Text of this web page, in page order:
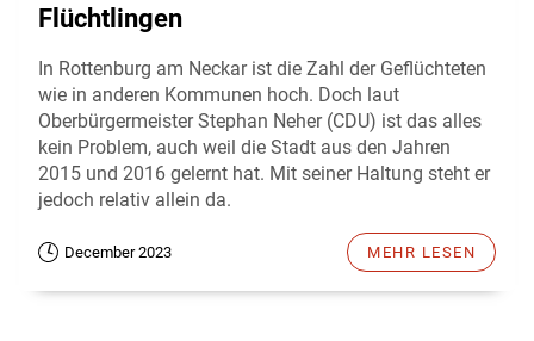
Flüchtlingen
In Rottenburg am Neckar ist die Zahl der Geflüchteten
wie in anderen Kommunen hoch. Doch laut
Oberbürgermeister Stephan Neher (CDU) ist das alles
kein Problem, auch weil die Stadt aus den Jahren
2015 und 2016 gelernt hat. Mit seiner Haltung steht er
jedoch relativ allein da.
December 2023 MEHR LESEN